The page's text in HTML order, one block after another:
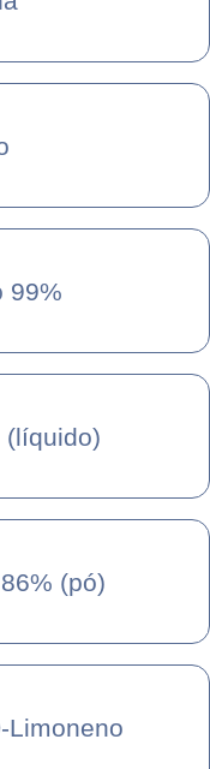
99%
(líquido)
(pó)
Limoneno